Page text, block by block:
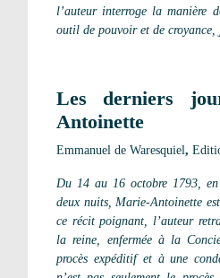
l’auteur interroge la manière
outil de pouvoir et de croyance,
Les derniers
Antoinette
Emmanuel de Waresquiel,
Du 14 au 16 octobre 1793,
deux nuits, Marie-Antoinette
ce récit poignant, l’auteur
la reine, enfermée à la
procès expéditif et à une